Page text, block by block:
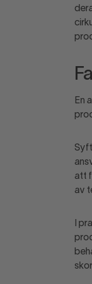
En
att
av
I